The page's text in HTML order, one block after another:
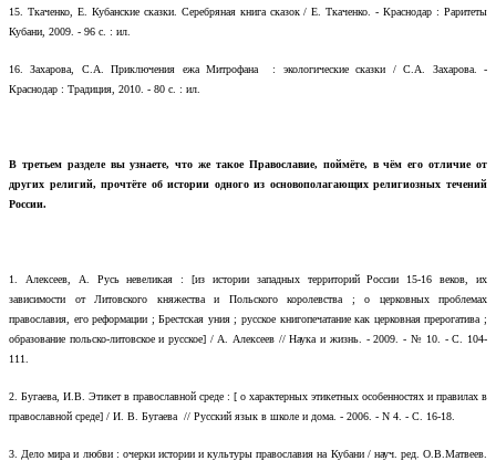
15.
Ткаченко, Е. Кубанские сказки. Серебряная книга сказок / Е. Ткаченко. - Краснодар : Раритеты
Кубани, 2009. - 96 с. : ил.
16.
Захарова, С.А. Приключения ежа Митрофана : экологические сказки / С.А. Захарова. -
Краснодар : Традиция, 2010. - 80 с. : ил.
В третьем разделе вы узнаете, что же такое Православие, поймёте, в чём его отличие от
других религий, прочтёте об истории одного из основополагающих религиозных течений
России.
1.
Алексеев, А. Русь невеликая : [из истории западных территорий России 15-16 веков, их
зависимости от Литовского княжества и Польского королевства ; о церковных проблемах
православия, его реформации ; Брестская уния ; русское книгопечатание как церковная прерогатива ;
образование польско-литовское и русское] / А. Алексеев // Наука и жизнь. - 2009. - № 10. - С. 104-
111.
2. Бугаева, И.В. Этикет в православной среде : [ о характерных этикетных особенностях и правилах в
православной среде] / И. В. Бугаева // Русский язык в школе и дома. - 2006. - N 4. - С. 16-18.
3.
Дело мира и любви : очерки истории и культуры православия на Кубани / науч. ред. О.В.Матвеев.